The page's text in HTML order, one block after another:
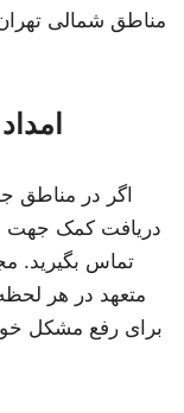
مناطق شمالی
اگر در مناطق
دریافت کمک جهت
تماس بگیرید.
متعهد در هر
برای رفع مشکل